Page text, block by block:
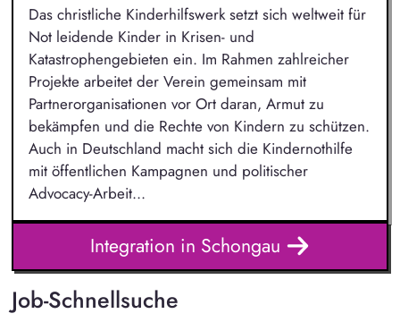
Das christliche Kinderhilfswerk setzt sich weltweit für
Not leidende Kinder in Krisen- und
Katastrophengebieten ein. Im Rahmen zahlreicher
Projekte arbeitet der Verein gemeinsam mit
Partnerorganisationen vor Ort daran, Armut zu
bekämpfen und die Rechte von Kindern zu schützen.
Auch in Deutschland macht sich die Kindernothilfe
mit öffentlichen Kampagnen und politischer
Advocacy-Arbeit...
Integration in Schongau
Job-Schnellsuche